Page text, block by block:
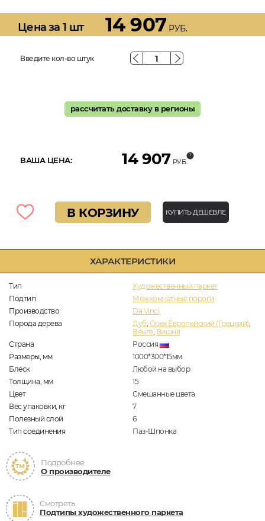
ХАРАКТЕРИСТИКИ
Тип
Художественный паркет
Подтип
Межкомнатные пороги
Производство
Da Vinci
Порода дерева
Дуб, Орех Европейский (Грецкий),
Венге, Вишня
Страна
Россия
Размеры, мм
1000*300*15мм
Блеск
Любой на выбор
Толщина, мм
15
Цвет
Смешанные цвета
Вес упаковки, кг
7
Полезный слой
6
Тип соединения
Паз-Шпонка
Подробнее
О производителе
Смотреть
Подтипы художественного паркета
Цена за 1 шт 14 907 РУБ.
Введите кол-во штук
рассчитать доставку в регионы
ВАША ЦЕНА: 14 907 РУБ.
В КОРЗИНУ КУПИТЬ ДЕШЕВЛЕ